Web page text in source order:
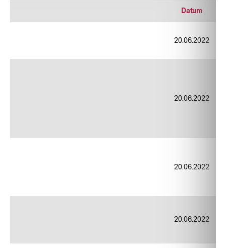
Datum
20.06.2022
20.06.2022
20.06.2022
20.06.2022